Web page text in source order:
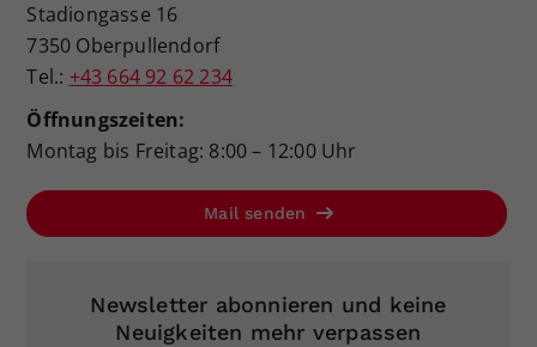
Stadiongasse 16
7350 Oberpullendorf
Tel.: +43 664 92 62 234
Öffnungszeiten:
Montag bis Freitag: 8:00 – 12:00 Uhr
Mail senden
Newsletter abonnieren und keine
Neuigkeiten mehr verpassen